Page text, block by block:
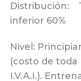
inferior 60%
Nivel:
(costo de toda
I.V.A.I.).